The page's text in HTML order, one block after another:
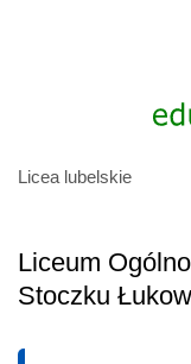
Licea lubelskie
Liceum
Stoczku